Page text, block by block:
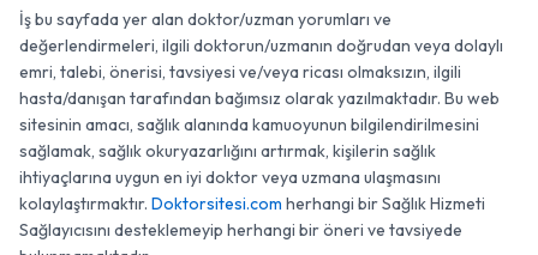
İş bu sayfada yer alan doktor/uzman yorumları ve
değerlendirmeleri, ilgili doktorun/uzmanın doğrudan veya dolaylı
emri, talebi, önerisi, tavsiyesi ve/veya ricası olmaksızın, ilgili
hasta/danışan tarafından bağımsız olarak yazılmaktadır. Bu web
sitesinin amacı, sağlık alanında kamuoyunun bilgilendirilmesini
sağlamak, sağlık okuryazarlığını artırmak, kişilerin sağlık
ihtiyaçlarına uygun en iyi doktor veya uzmana ulaşmasını
kolaylaştırmaktır. Doktorsitesi.com herhangi bir Sağlık Hizmeti
Sağlayıcısını desteklemeyip herhangi bir öneri ve tavsiyede